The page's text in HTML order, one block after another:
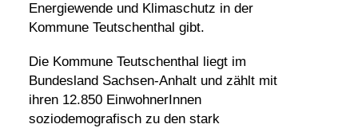
Energiewende und Klimaschutz in der
Kommune Teutschenthal gibt.
Die Kommune Teutschenthal liegt im
Bundesland Sachsen-Anhalt und zählt mit
ihren 12.850 EinwohnerInnen
soziodemografisch zu den stark